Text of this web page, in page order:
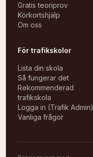
Gratis teoriprov
Körkortshjälp
Om oss
För trafikskolor
Lista din skola
Så fungerar det
Rekommenderad
trafikskola
Logga in (Trafik Admin)
Vanliga frågor